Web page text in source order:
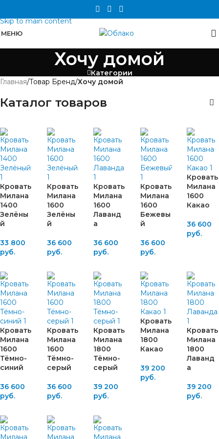
Skip to main content
МЕНЮ
Хочу домой
Категории
Главная/Товар Бренд/Хочу домой
Каталог товаров
Кровать
Милана
1400
Зелёны
й
33 800
руб.
Кровать
Милана
1600
Зелёны
й
36 600
руб.
Кровать
Милана
1600
Лаванд
а
36 600
руб.
Кровать
Милана
1600
Бежевы
й
36 600
руб.
Кровать
Милана
1600
Какао
36 600
руб.
Кровать
Милана
1600
Тёмно-
синий
36 600
руб.
Кровать
Милана
1600
Тёмно-
серый
36 600
руб.
Кровать
Милана
1800
Тёмно-
серый
39 200
руб.
Кровать
Милана
1800
Какао
39 200
руб.
Кровать
Милана
1800
Лаванд
а
39 200
руб.